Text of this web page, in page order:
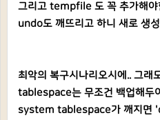
그리고 tempfile 도 꼭 추가해야
undo도 깨뜨리고 하니 새로 생
최악의 복구시나리오시에.. 그
tablespace는 무조건 백업해두
system tablespace가 깨지면